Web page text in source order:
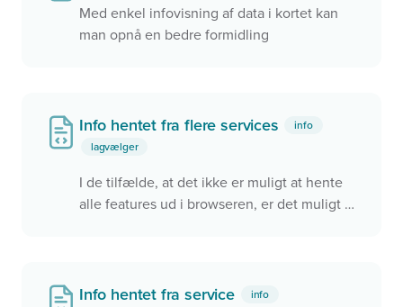
Med enkel infovisning af data i kortet kan
man opnå en bedre formidling
Info hentet fra flere services
info
lagvælger
I de tilfælde, at det ikke er muligt at hente
alle features ud i browseren, er det muligt at
Info hentet fra service info